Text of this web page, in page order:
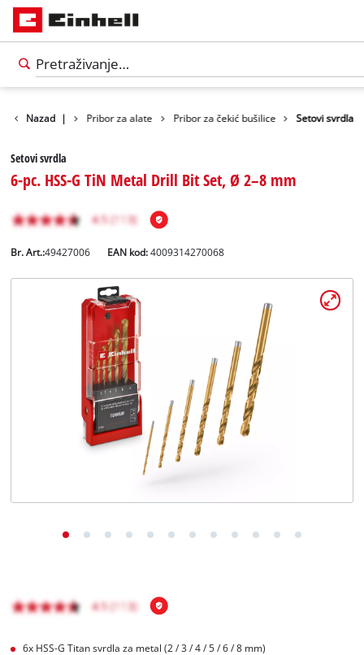
Nazad |
Pribor Pribor za alate Pribor za čekić bušilice Setovi svrdla
Setovi svrdla
6-pc. HSS-G TiN Metal Drill Bit Set, Ø 2–8 mm
Br. Art.:49427006 EAN kod:4009314270068
6x HSS-G Titan svrdla za metal (2 / 3 / 4 / 5 / 6 / 8 mm)